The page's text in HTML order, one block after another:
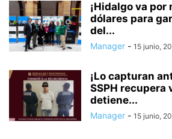
¡Hidalgo va por
dólares para
del...
Manager - 15 junio,
¡Lo capturan
SSPH recupera
detiene...
Manager - 15 junio,